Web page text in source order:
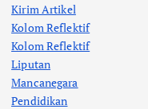
Kirim Artikel
Kolom Reflektif
Kolom Reflektif
Liputan
Mancanegara
Pendidikan